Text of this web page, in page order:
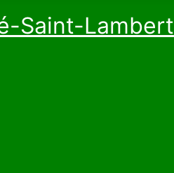
Saint-Lambert